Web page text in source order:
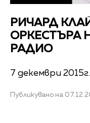
РИЧАРД
ОРКЕСТЪРА
РАДИО
7 декември
Публикувано на